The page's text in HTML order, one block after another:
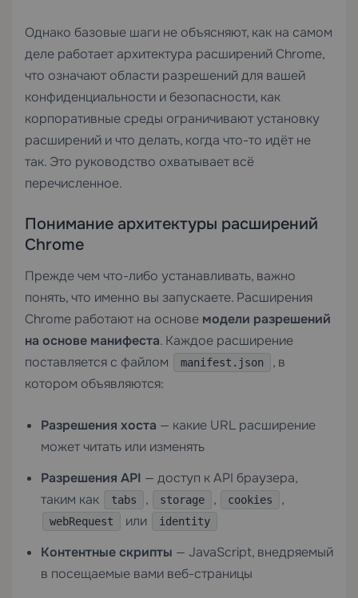
Однако базовые шаги не объясняют, как на самом
деле работает архитектура расширений Chrome,
что означают области разрешений для вашей
конфиденциальности и безопасности, как
корпоративные среды ограничивают установку
расширений и что делать, когда что-то идёт не
так. Это руководство охватывает всё
перечисленное.
Понимание архитектуры расширений
Chrome
Прежде чем что-либо устанавливать, важно
понять, что именно вы запускаете. Расширения
Chrome работают на основе модели разрешений
на основе манифеста. Каждое расширение
поставляется с файлом
manifest.json
, в
котором объявляются:
Разрешения хоста — какие URL расширение
может читать или изменять
Разрешения API — доступ к API браузера,
таким как
tabs , storage , cookies ,
webRequest или identity
Контентные скрипты — JavaScript, внедряемый
в посещаемые вами веб-страницы